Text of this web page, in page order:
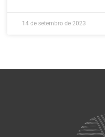
14 de setembro de 2023